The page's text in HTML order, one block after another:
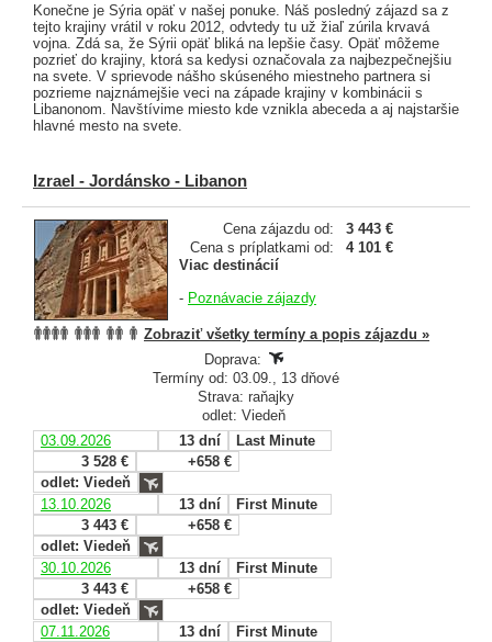
Konečne je Sýria opäť v našej ponuke. Náš posledný zájazd sa z
tejto krajiny vrátil v roku 2012, odvtedy tu už žiaľ zúrila krvavá
vojna. Zdá sa, že Sýrii opäť bliká na lepšie časy. Opäť môžeme
pozrieť do krajiny, ktorá sa kedysi označovala za najbezpečnejšiu
na svete. V sprievode nášho skúseného miestneho partnera si
pozrieme najznámejšie veci na západe krajiny v kombinácii s
Libanonom. Navštívime miesto kde vznikla abeceda a aj najstaršie
hlavné mesto na svete.
Izrael - Jordánsko - Libanon
Cena zájazdu od:
3 443 €
Cena s príplatkami od:
4 101 €
Viac destinácií
- Poznávacie zájazdy
Zobraziť všetky termíny a popis zájazdu »
Doprava:
Termíny od: 03.09., 13 dňové
Strava: raňajky
odlet: Viedeň
03.09.2026
13 dní
Last Minute
3 528 €
+658 €
odlet: Viedeň
13.10.2026
13 dní
First Minute
3 443 €
+658 €
odlet: Viedeň
30.10.2026
13 dní
First Minute
3 443 €
+658 €
odlet: Viedeň
07.11.2026
13 dní
First Minute